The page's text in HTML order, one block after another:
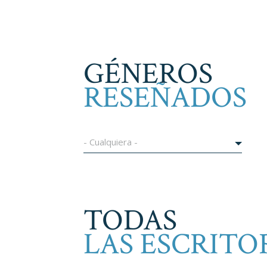
GÉNEROS
RESEÑADOS
- Cualquiera -
TODAS
LAS